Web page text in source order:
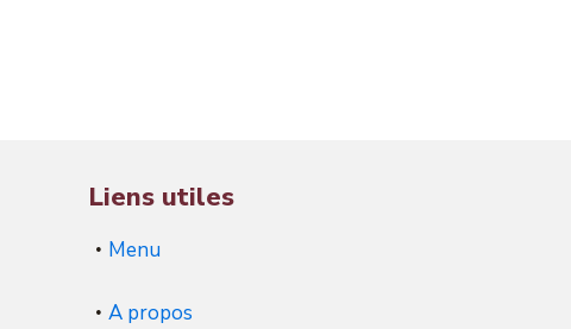
Liens utiles
Menu
A propos